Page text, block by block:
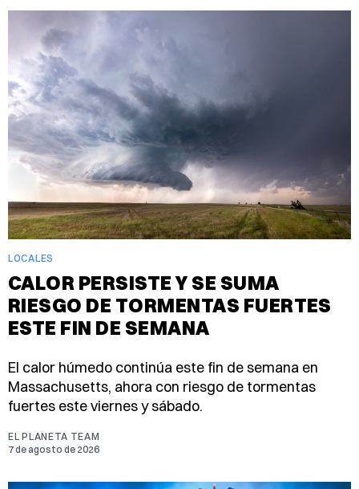
LOCALES
CALOR PERSISTE Y SE SUMA
RIESGO DE TORMENTAS FUERTES
ESTE FIN DE SEMANA
El calor húmedo continúa este fin de semana en
Massachusetts, ahora con riesgo de tormentas
fuertes este viernes y sábado.
EL PLANETA TEAM
7 de agosto de 2026